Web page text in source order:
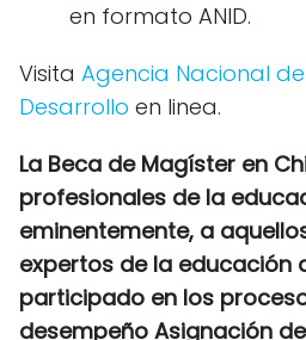
en formato ANID.
Visita Agencia Nacional
Desarrollo en linea.
La Beca de Magíster en
profesionales de la
eminentemente, a
expertos de la educación
participado en los
desempeño Asignación